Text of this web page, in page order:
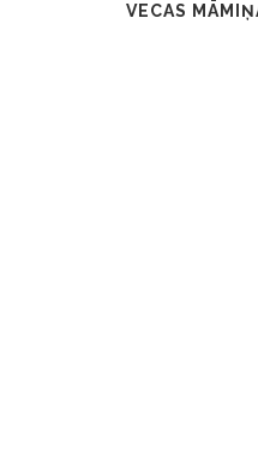
VECAS